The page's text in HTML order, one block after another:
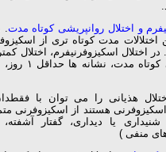
و اختلال روان­پریشی کوتاه­ مدت
هذیانی را می ­توان با
هستند از اسکیزوفرنی
یا دیداری، گفتار آشفته،
­های منفی )